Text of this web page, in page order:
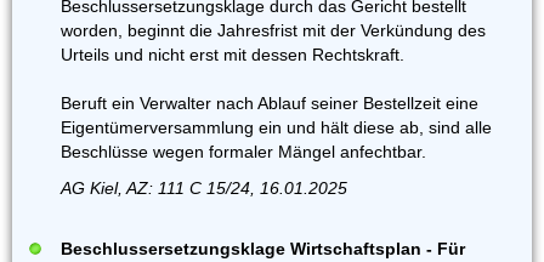
Beschlussersetzungsklage durch das Gericht bestellt
worden, beginnt die Jahresfrist mit der Verkündung des
Urteils und nicht erst mit dessen Rechtskraft.
Beruft ein Verwalter nach Ablauf seiner Bestellzeit eine
Eigentümerversammlung ein und hält diese ab, sind alle
Beschlüsse wegen formaler Mängel anfechtbar.
AG Kiel, AZ: 111 C 15/24, 16.01.2025
Beschlussersetzungsklage Wirtschaftsplan - Für